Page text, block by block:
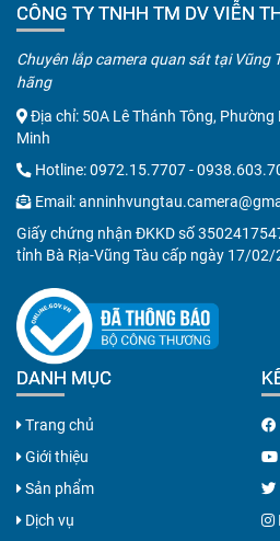
CÔNG TY TNHH TM DV VIỄN
Chuyên lắp camera quan sát tại Vũng
hãng
Địa chỉ: 50A Lê Thánh Tông,
Minh
Hotline:0972.15.7707-
Email:
Giấy chứng nhận ĐKKD số
tỉnh Bà Rịa-Vũng Tàu cấp ngày 17/02/
DANH MỤC
Trang chủ
Giới thiệu
Sản phẩm
Dịch vụ